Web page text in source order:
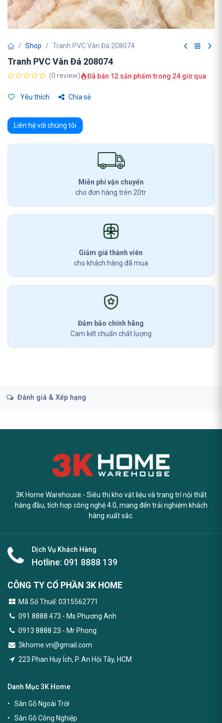
Shop Tranh PVC Vân Đá 208074
Tranh PVC Vân Đá 208074
(0 review) Đã bán 12 sản phẩm trong 24 giờ qua
Yêu thích Chia sẻ
Liên hệ với chúng tôi
Miễn phí vận chuyển
cho đơn hàng trên 20tr
Giảm giá thành viên
cho khách hàng đã mua
Đảm bảo chính hãng
Cam kết chuẩn chất lượng
Đánh giá & Xếp hạng
3K Home Warehouse - Siêu thị kho vật liệu và trang trí nội thất
hàng đầu, tích hợp công nghệ 4.0, mang đến trải nghiệm khách
hàng xuất sắc.
Dịch Vụ Khách Hàng
Hotline: 091 8888 139
CÔNG TY CỔ PHẦN 3K HOME
Mã Số Thuế: 0315562771
091 8888 473 - Ms Phương Anh
0913 8888 23 - Mr Phong
3khome.vn@gmail.com
223 Phan Huy Ích, P. An Hội Tây, HCM
Danh Mục 3K Home
Sàn Gỗ Ngoài Trời
Sàn Gỗ Công Nghiệp